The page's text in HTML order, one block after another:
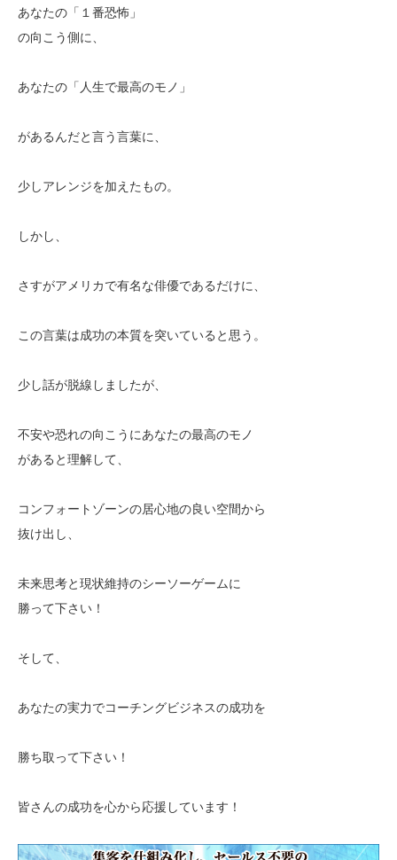
あなたの「１番恐怖」
の向こう側に、
あなたの「人生で最高のモノ」
があるんだと言う言葉に、
少しアレンジを加えたもの。
しかし、
さすがアメリカで有名な俳優であるだけに、
この言葉は成功の本質を突いていると思う。
少し話が脱線しましたが、
不安や恐れの向こうにあなたの最高のモノ
があると理解して、
コンフォートゾーンの居心地の良い空間から
抜け出し、
未来思考と現状維持のシーソーゲームに
勝って下さい！
そして、
あなたの実力でコーチングビジネスの成功を
勝ち取って下さい！
皆さんの成功を心から応援しています！